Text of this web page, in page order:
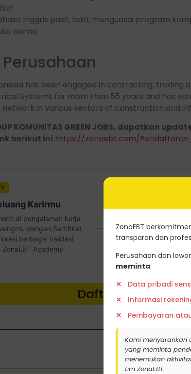
ZonaEBT
transparan dan
Perusahaan dan
meminta:
Data pribadi
Informasi
Pembayaran
Kami
yang meminta
menemukan
tim ZonaEBT.
Inggris pasif, teliti, menguasai program
warna
has been engaged in contracting, trading
Systems for more than 55 years and has
network in various sectors of construction and
KOMUNITAS GREEN JOBS, dapatkan
berikut ini https://zonaebt.com/
Karirmu
di pengalaman kerja.
dengan Sertifikat
berbagai validasi
Academy.
Daftar